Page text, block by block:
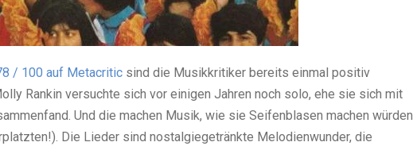
/ 100 auf Metacritic sind die Musikkritiker bereits einmal positiv
Rankin versuchte sich vor einigen Jahren noch solo, ehe sie sich mit
Und die machen Musik, wie sie Seifenblasen machen würden
Die Lieder sind nostalgiegetränkte Melodienwunder, die